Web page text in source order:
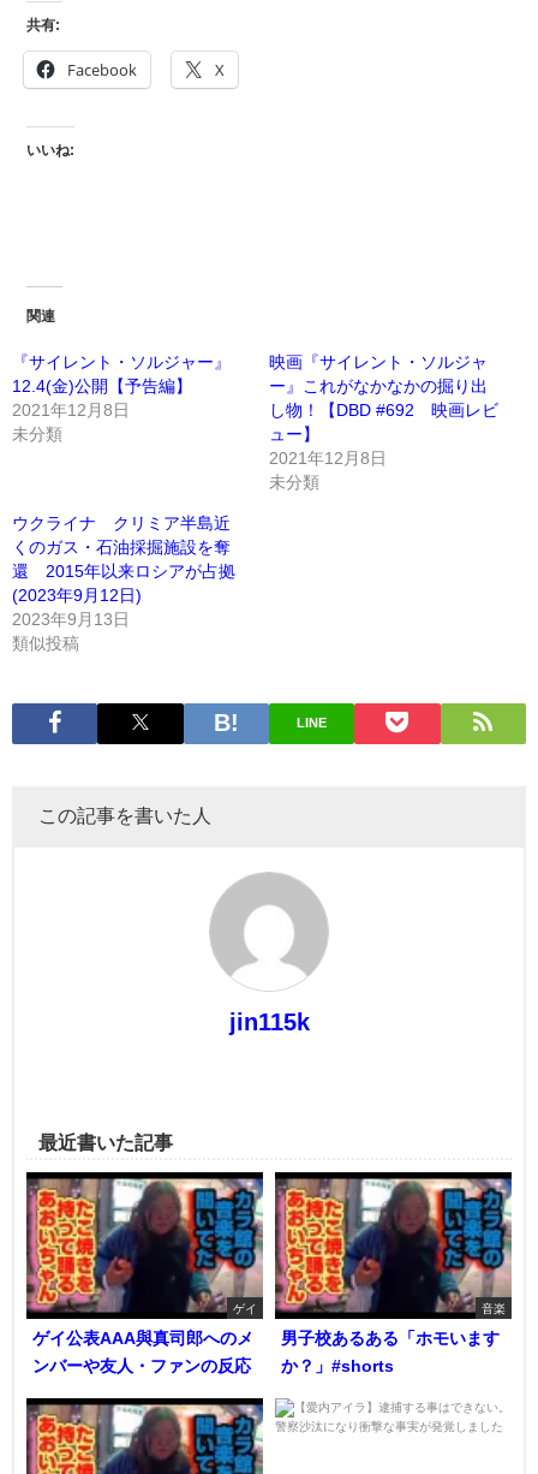
共有:
Facebook X
いいね:
関連
『サイレント・ソルジャー』
12.4(金)公開【予告編】
2021年12月8日
未分類
映画『サイレント・ソルジャ
ー』これがなかなかの掘り出
し物！【DBD #692 映画レビ
ュー】
2021年12月8日
未分類
ウクライナ クリミア半島近
くのガス・石油採掘施設を奪
還 2015年以来ロシアが占拠
(2023年9月12日)
2023年9月13日
類似投稿
LINE
この記事を書いた人
jin115k
最近書いた記事
ゲイ
ゲイ公表AAA與真司郎へのメ
ンバーや友人・ファンの反応
音楽
男子校あるある「ホモいます
か？」#shorts